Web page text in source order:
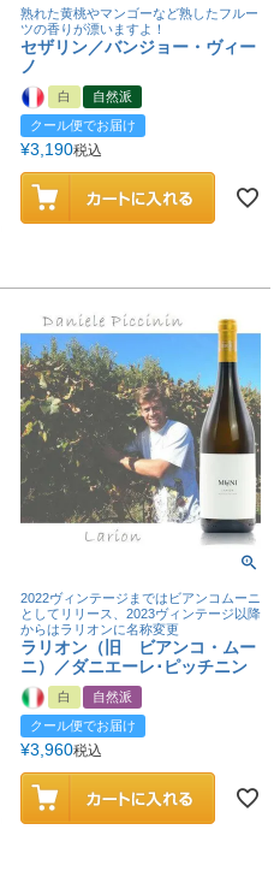
熟れた黄桃やマンゴーなど熟したフルー
ツの香りが漂いますよ！
セザリン／バンジョー・ヴィー
ノ
白
自然派
クール便でお届け
¥3,190税込
2022ヴィンテージまではビアンコムーニ
としてリリース、2023ヴィンテージ以降
からはラリオンに名称変更
ラリオン（旧 ビアンコ・ムー
ニ）／ダニエーレ･ピッチニン
白
自然派
クール便でお届け
¥3,960税込